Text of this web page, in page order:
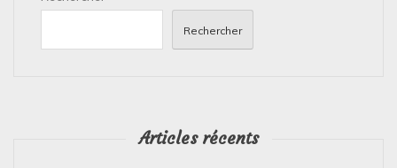
Rechercher
Articles récents